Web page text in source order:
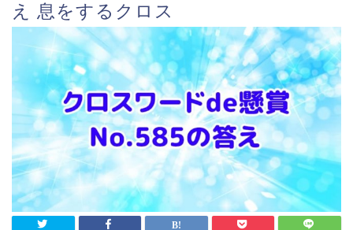
え 息をするクロス